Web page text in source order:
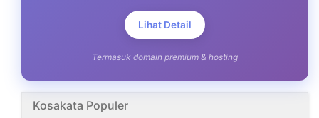
Lihat Detail
Termasuk domain premium & hosting
Kosakata Populer